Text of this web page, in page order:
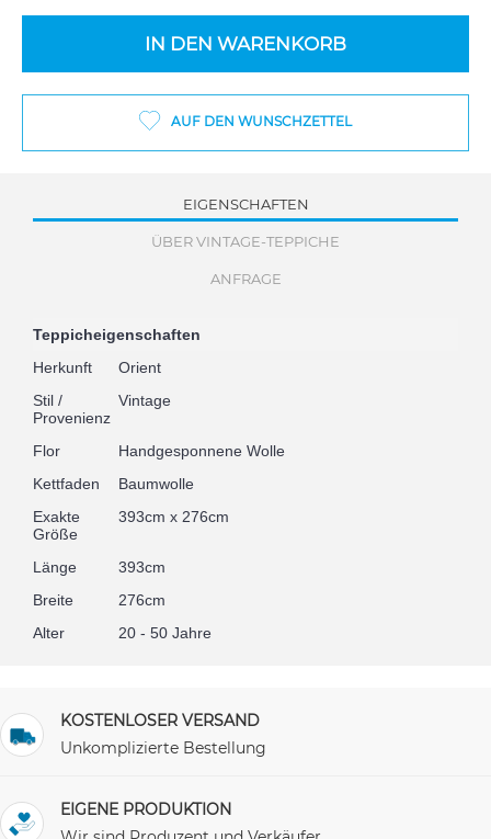
IN DEN WARENKORB
AUF DEN WUNSCHZETTEL
EIGENSCHAFTEN
ÜBER VINTAGE-TEPPICHE
ANFRAGE
Teppicheigenschaften
Herkunft
Orient
Stil /
Provenienz
Vintage
Flor
Handgesponnene Wolle
Kettfaden
Baumwolle
Exakte
Größe
393cm x 276cm
Länge
393cm
Breite
276cm
Alter
20 - 50 Jahre
KOSTENLOSER VERSAND
Unkomplizierte Bestellung
EIGENE PRODUKTION